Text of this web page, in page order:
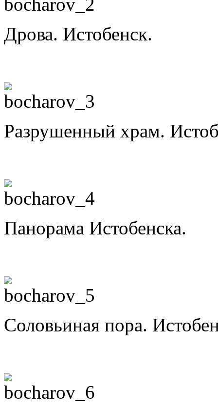
Дрова. Истобенск.
Разрушенный храм.
Панорама Истобенска.
Соловьиная пора.